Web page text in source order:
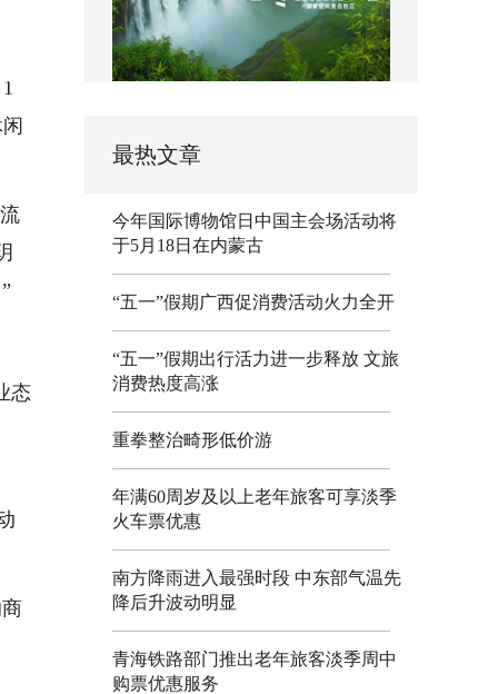
态
最热文章
今年国际博物馆日中国主会场活动将
于5月18日在内蒙古
“五一”假期广西促消费活动火力全开
“五一”假期出行活力进一步释放 文旅
消费热度高涨
重拳整治畸形低价游
年满60周岁及以上老年旅客可享淡季
火车票优惠
南方降雨进入最强时段 中东部气温先
降后升波动明显
青海铁路部门推出老年旅客淡季周中
购票优惠服务